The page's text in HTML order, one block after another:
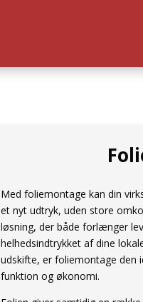
Med foliemontage kan din
et nyt udtryk, uden store
løsning, der både forlænger
helhedsindtrykket af dine
udskifte, er foliemontage den
funktion og økonomi.